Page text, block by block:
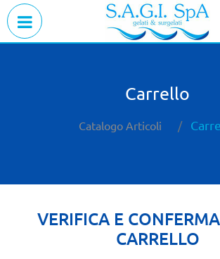
Carrello
Catalogo Articoli
VERIFICA E
CARRELLO